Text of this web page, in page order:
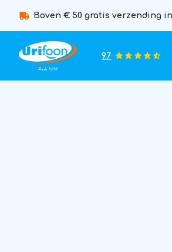
Boven € 50 gratis verzending
9.7